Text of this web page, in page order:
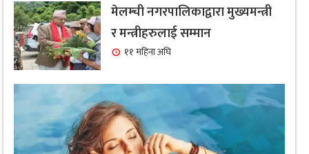
मेलम्ची नगरपालिकाद्वारा मुख्यमन्त्री
र मन्त्रीहरुलाई सम्मान
११ महिना अघि